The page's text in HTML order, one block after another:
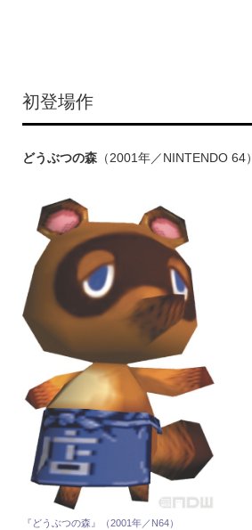
初登場作
どうぶつの森（2001年／NINTENDO 64）
『どうぶつの森』（2001年／N64）